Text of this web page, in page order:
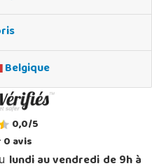
Belgique
0,0/5
0avis
lundi au vendredi de 9h à